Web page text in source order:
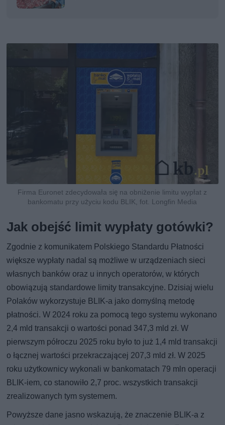
Firma Euronet zdecydowała się na obniżenie limitu wypłat z
bankomatu przy użyciu kodu BLIK, fot. Longfin Media
Jak obejść limit wypłaty gotówki?
Zgodnie z komunikatem Polskiego Standardu Płatności
większe wypłaty nadal są możliwe w urządzeniach sieci
własnych banków oraz u innych operatorów, w których
obowiązują standardowe limity transakcyjne. Dzisiaj wielu
Polaków wykorzystuje BLIK-a jako domyślną metodę
płatności. W 2024 roku za pomocą tego systemu wykonano
2,4 mld transakcji o wartości ponad 347,3 mld zł. W
pierwszym półroczu 2025 roku było to już 1,4 mld transakcji
o łącznej wartości przekraczającej 207,3 mld zł. W 2025
roku użytkownicy wykonali w bankomatach 79 mln operacji
BLIK-iem, co stanowiło 2,7 proc. wszystkich transakcji
zrealizowanych tym systemem.
Powyższe dane jasno wskazują, że znaczenie BLIK-a z